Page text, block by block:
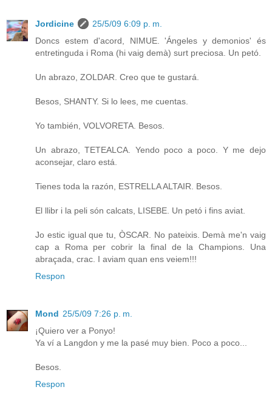
Jordicine
25/5/09 6:09 p. m.
Doncs estem d'acord, NIMUE. 'Ángeles y demonios' és
entretinguda i Roma (hi vaig demà) surt preciosa. Un petó.
Un abrazo, ZOLDAR. Creo que te gustará.
Besos, SHANTY. Si lo lees, me cuentas.
Yo también, VOLVORETA. Besos.
Un abrazo, TETEALCA. Yendo poco a poco. Y me dejo
aconsejar, claro está.
Tienes toda la razón, ESTRELLA ALTAIR. Besos.
El llibr i la peli són calcats, LISEBE. Un petó i fins aviat.
Jo estic igual que tu, ÒSCAR. No pateixis. Demà me'n vaig
cap a Roma per cobrir la final de la Champions. Una
abraçada, crac. I aviam quan ens veiem!!!
Respon
Mond 25/5/09 7:26 p. m.
¡Quiero ver a Ponyo!
Ya ví a Langdon y me la pasé muy bien. Poco a poco...
Besos.
Respon